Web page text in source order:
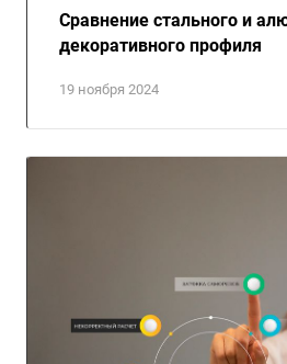
19 ноября 2024
Сравнение стального и
декоративного профиля